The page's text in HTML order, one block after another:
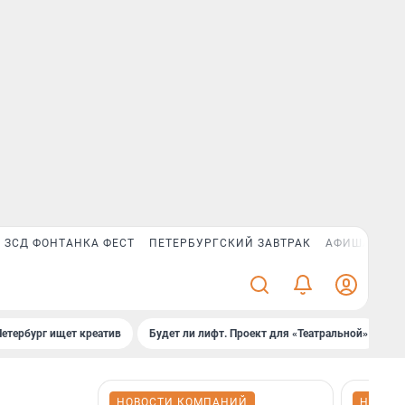
ЗСД ФОНТАНКА ФЕСТ ПЕТЕРБУРГСКИЙ ЗАВТРАК АФИША PLUS
ищет креатив Будет ли лифт. Проект для «Театральной»
НОВОСТИ КОМПАНИЙ